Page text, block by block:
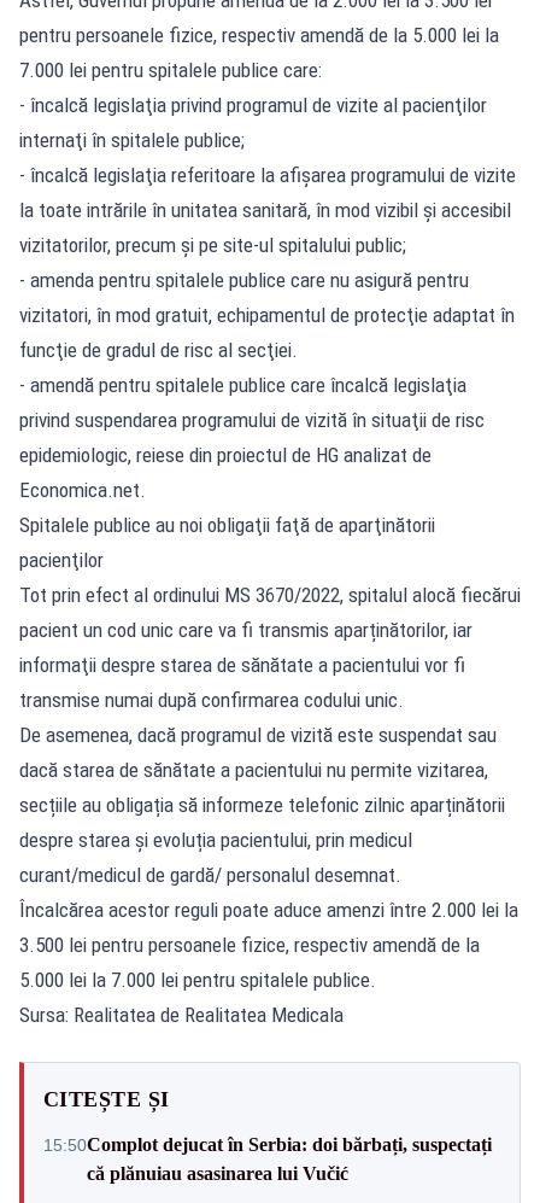
pentru persoanele fizice, respectiv amendă de la 5.000 lei la
7.000 lei pentru spitalele publice care:
- încalcă legislaţia privind programul de vizite al pacienţilor
internaţi în spitalele publice;
- încalcă legislaţia referitoare la afişarea programului de vizite
la toate intrările în unitatea sanitară, în mod vizibil şi accesibil
vizitatorilor, precum şi pe site-ul spitalului public;
- amenda pentru spitalele publice care nu asigură pentru
vizitatori, în mod gratuit, echipamentul de protecţie adaptat în
funcţie de gradul de risc al secţiei.
- amendă pentru spitalele publice care încalcă legislaţia
privind suspendarea programului de vizită în situaţii de risc
epidemiologic, reiese din proiectul de HG analizat de
Economica.net.
Spitalele publice au noi obligaţii faţă de aparţinătorii
pacienţilor
Tot prin efect al ordinului MS 3670/2022, spitalul alocă fiecărui
pacient un cod unic care va fi transmis aparținătorilor, iar
informaţii despre starea de sănătate a pacientului vor fi
transmise numai după confirmarea codului unic.
De asemenea, dacă programul de vizită este suspendat sau
dacă starea de sănătate a pacientului nu permite vizitarea,
secțiile au obligația să informeze telefonic zilnic aparținătorii
despre starea și evoluția pacientului, prin medicul
curant/medicul de gardă/ personalul desemnat.
Încalcărea acestor reguli poate aduce amenzi între 2.000 lei la
3.500 lei pentru persoanele fizice, respectiv amendă de la
5.000 lei la 7.000 lei pentru spitalele publice.
Sursa: Realitatea de Realitatea Medicala
CITEȘTE ȘI
15:50Complot dejucat în Serbia: doi bărbați, suspectați
că plănuiau asasinarea lui Vučić